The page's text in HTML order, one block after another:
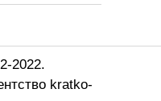
2022.
kratko-